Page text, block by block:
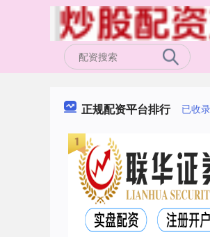
正规配资平台排行 已收录